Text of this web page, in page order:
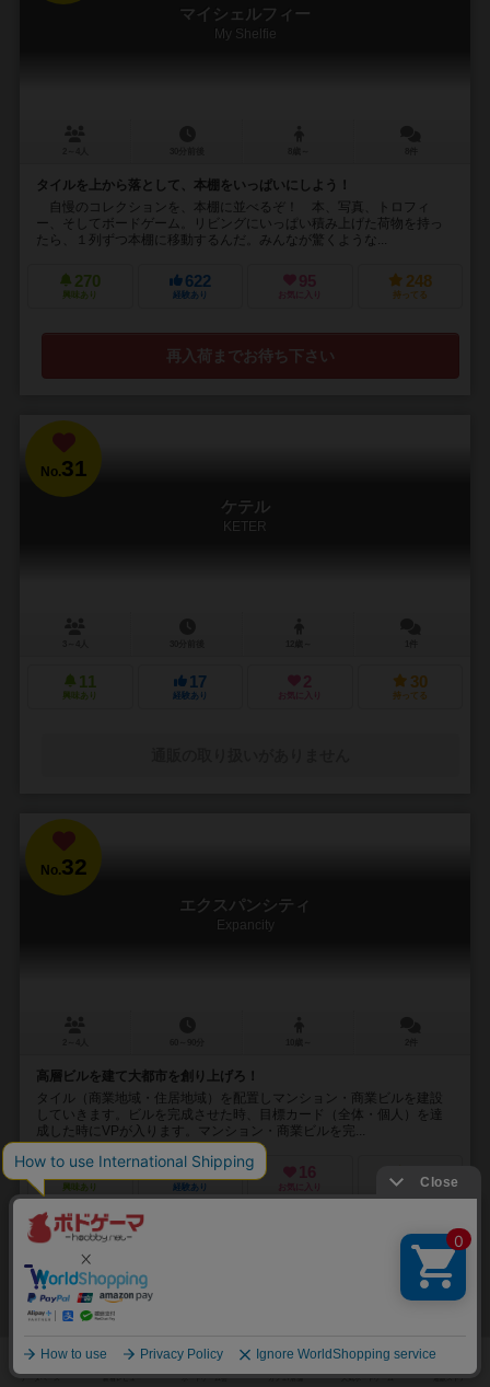
マイシェルフィー
My Shelfie
タイルを上から落として、本棚をいっぱいにしよう！
自慢のコレクションを、本棚に並べるぞ！ 本、写真、トロフィ
ー、そしてボードゲーム。リビングにいっぱい積み上げた荷物を持っ
たら、１列ずつ本棚に移動するんだ。みんなが驚くような...
270
興味あり
622
経験あり
95
お気に入り
248
持ってる
再入荷までお待ち下さい
No.31
ケテル
KETER
11
興味あり
17
経験あり
2
お気に入り
30
持ってる
No.32
エクスパンシティ
Expancity
高層ビルを建て大都市を創り上げろ！
タイル（商業地域・住居地域）を配置しマンション・商業ビルを建設
していきます。ビルを完成させた時、目標カード（全体・個人）を達
成した時にVPが入ります。マンション・商業ビルを完...
49
興味あり
92
経験あり
16
お気に入り
62
持ってる
No.33